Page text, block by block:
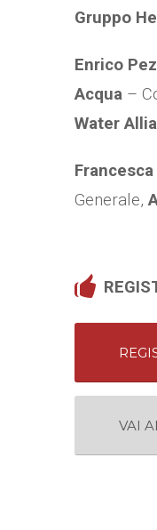
Gruppo
Enrico
Acqua –
Water
Generale,
VAI